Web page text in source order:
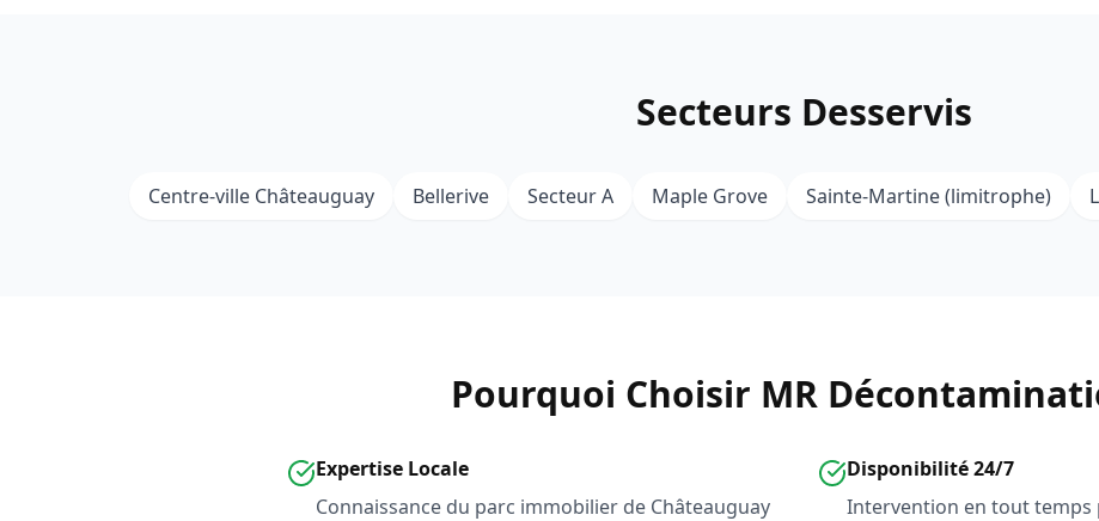
Secteurs Desservis
Centre-ville Châteauguay Bellerive Secteur A Maple Grove Sainte-Martine (limitrophe)
Pourquoi Choisir MR
Expertise Locale
Connaissance du parc immobilier de Châteauguay
Disponibilité 24/7
Intervention en tout temps